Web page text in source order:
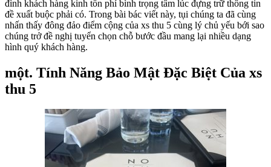
đình khách hàng kinh tổn phí bình trọng tâm lúc đựng trữ thông tin
đề xuất buộc phải có. Trong bài bác viết này, tụi chúng ta đã cùng
nhấn thấy đông đảo điểm cộng của xs thu 5 cùng lý chủ yếu bới sao
chúng trở đề nghị tuyển chọn chỗ bước đầu mang lại nhiều dạng
hình quý khách hàng.
một. Tính Năng Bảo Mật Đặc Biệt Của xs
thu 5